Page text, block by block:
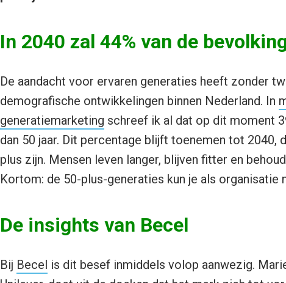
In 2040 zal 44% van de
De aandacht voor ervaren generaties heeft zonder
demografische ontwikkelingen binnen Nederland. In
generatiemarketing schreef ik al dat op dit moment
dan 50 jaar. Dit percentage blijft toenemen tot 2040,
plus zijn. Mensen leven langer, blijven fitter en
Kortom: de 50-plus-generaties kun je als organisatie
De insights van Becel
Bij Becel is dit besef inmiddels volop aanwezig.